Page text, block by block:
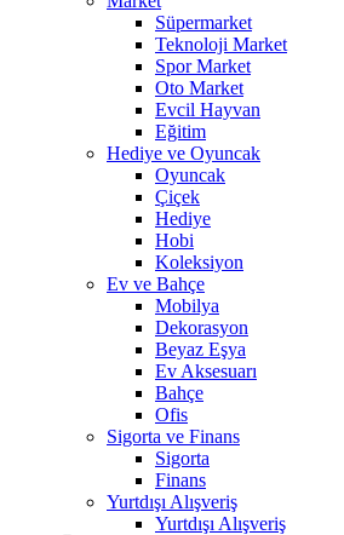
Süpermarket
Teknoloji Market
Spor Market
Oto Market
Evcil Hayvan
Eğitim
Hediye ve Oyuncak
Oyuncak
Çiçek
Hediye
Hobi
Koleksiyon
Ev ve Bahçe
Mobilya
Dekorasyon
Beyaz Eşya
Ev Aksesuarı
Bahçe
Ofis
Sigorta ve Finans
Sigorta
Finans
Yurtdışı Alışveriş
Yurtdışı Alışveriş